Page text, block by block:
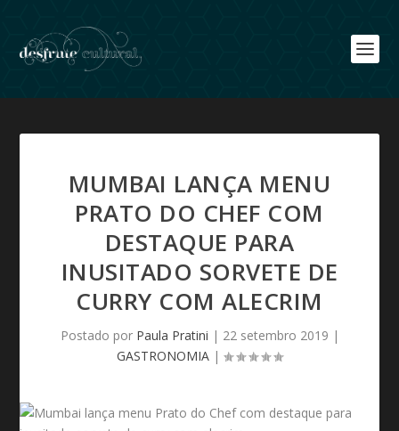
MUMBAI LANÇA MENU
PRATO DO CHEF COM
DESTAQUE PARA
INUSITADO SORVETE DE
CURRY COM ALECRIM
Postado por Paula Pratini | 22 setembro 2019 |
GASTRONOMIA |